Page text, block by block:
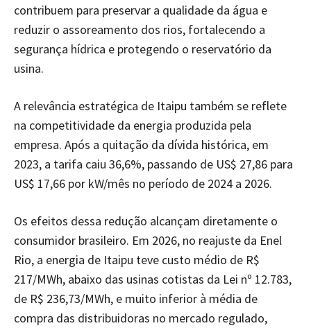
contribuem para preservar a qualidade da água e
reduzir o assoreamento dos rios, fortalecendo a
segurança hídrica e protegendo o reservatório da
usina.
A relevância estratégica de Itaipu também se reflete
na competitividade da energia produzida pela
empresa. Após a quitação da dívida histórica, em
2023, a tarifa caiu 36,6%, passando de US$ 27,86 para
US$ 17,66 por kW/mês no período de 2024 a 2026.
Os efeitos dessa redução alcançam diretamente o
consumidor brasileiro. Em 2026, no reajuste da Enel
Rio, a energia de Itaipu teve custo médio de R$
217/MWh, abaixo das usinas cotistas da Lei nº 12.783,
de R$ 236,73/MWh, e muito inferior à média de
compra das distribuidoras no mercado regulado,